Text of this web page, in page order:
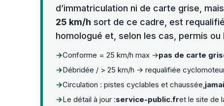
d’immatriculation ni de carte grise,
25 km/h sort de ce cadre, est
homologué et, selon les cas, permis ou
Conforme = 25 km/h max →pas de carte
Débridée / > 25 km/h → requalifiée
Circulation : pistes cyclables et chaussée,
Le détail à jour :service-public.fret le site de